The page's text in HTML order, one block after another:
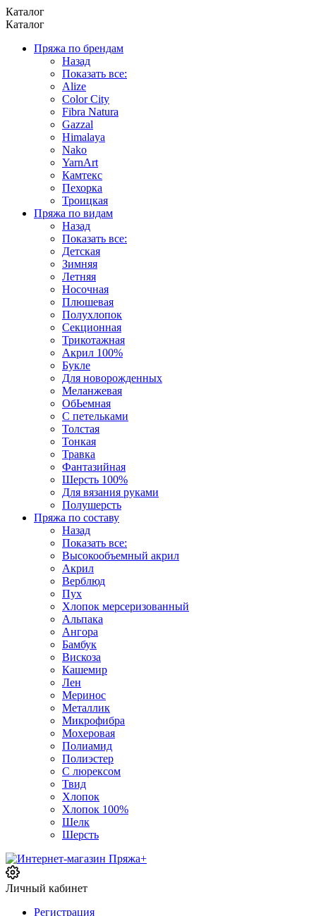
Каталог
Каталог
Пряжа по брендам
Назад
Показать все:
Alize
Color City
Fibra Natura
Gazzal
Himalaya
Nako
YarnArt
Камтекс
Пехорка
Троицкая
Пряжа по видам
Назад
Показать все:
Детская
Зимняя
Летняя
Носочная
Плюшевая
Полухлопок
Секционная
Трикотажная
Акрил 100%
Букле
Для новорожденных
Меланжевая
ОбЬемная
С петельками
Толстая
Тонкая
Травка
Фантазийная
Шерсть 100%
Для вязания руками
Полушерсть
Пряжа по составу
Назад
Показать все:
Высокообъемный акрил
Акрил
Верблюд
Пух
Хлопок мерсеризованный
Альпака
Ангора
Бамбук
Вискоза
Кашемир
Лен
Меринос
Металлик
Микрофибра
Мохеровая
Полиамид
Полиэстер
С люрексом
Твид
Хлопок
Хлопок 100%
Шелк
Шерсть
Личный кабинет
Регистрация